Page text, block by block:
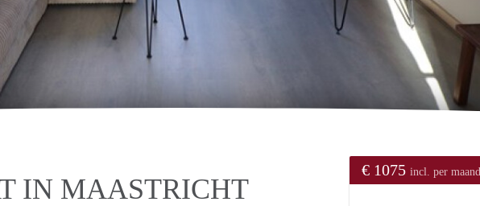
IN MAASTRICHT
€ 1075 incl. per maand